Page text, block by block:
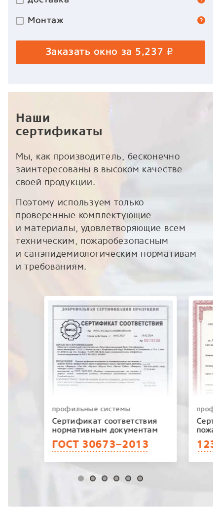
Монтаж
Заказать окно за 5,237 p
Наши
сертификаты
Мы, как производитель, бесконечно
заинтересованы в высоком качестве
своей продукции.
Поэтому используем только
проверенные комплектующие
и материалы, удовлетворяющие всем
техническим, пожаробезопасным
и санэпидемиологическим нормативам
и требованиям.
профильные системы
Сертификат соответствия
нормативным документам
ГОСТ 30673−2013